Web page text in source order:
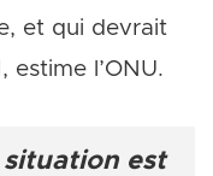
et qui devrait
estime l’ONU.
situation est